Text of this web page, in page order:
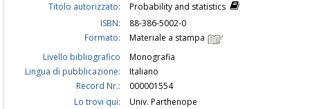
Titolo autorizzato:
Probability and statistics
ISBN:
88-386-5002-0
Formato:
Materiale a stampa
Livello bibliografico
Monografia
Lingua di pubblicazione:
Italiano
Record Nr.:
000001554
Lo trovi qui:
Univ. Parthenope